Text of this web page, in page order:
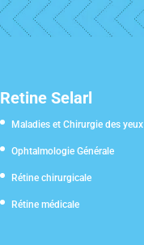
Retine Selarl
Maladies et Chirurgie des yeux
Ophtalmologie Générale
Rétine chirurgicale
Rétine médicale